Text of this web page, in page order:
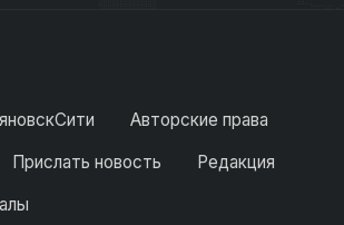
Авторские права
Прислать новость
Редакция